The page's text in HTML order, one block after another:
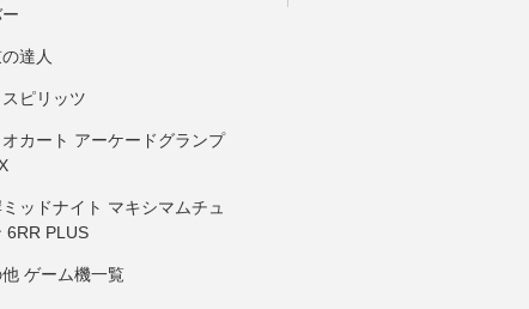
達人
ピリッツ
カート アーケードグランプ
ッドナイト マキシマムチュ
6RR PLUS
ゲーム機一覧